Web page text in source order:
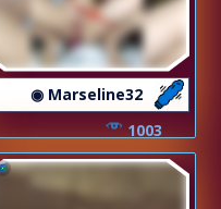
◉ Marseline32
1003